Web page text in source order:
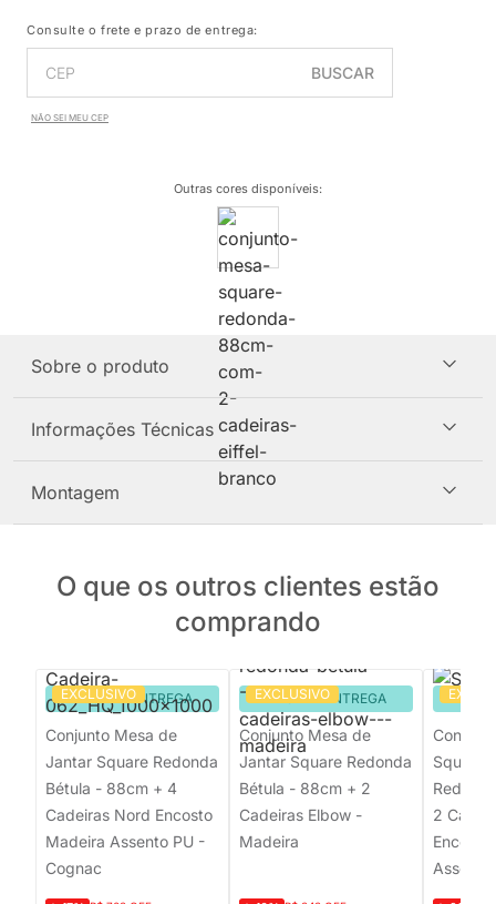
Consulte o frete e prazo de entrega:
BUSCAR
NÃO SEI MEU CEP
Outras cores disponíveis:
Sobre o produto
Informações Técnicas
Montagem
O que os outros clientes estão
comprando
EXCLUSIVO
PRONTA ENTREGA
Conjunto Mesa de
Jantar Square Redonda
Bétula - 88cm + 4
Cadeiras Nord Encosto
Madeira Assento PU -
Cognac
EXCLUSIVO
PRONTA ENTREGA
Conjunto Mesa de
Jantar Square Redonda
Bétula - 88cm + 2
Cadeiras Elbow -
Madeira
Square
2
Encosto
Assento